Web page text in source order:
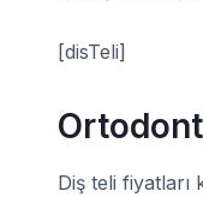
[disTeli]
Diş teli fiyatları